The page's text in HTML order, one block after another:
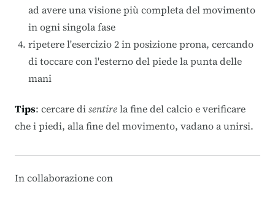
ad avere una visione più completa del movimento
in ogni singola fase
ripetere l'esercizio 2 in posizione prona, cercando
di toccare con l'esterno del piede la punta delle
mani
Tips: cercare disentirela fine del calcio e verificare
che i piedi, alla fine del movimento, vadano a unirsi.
In collaborazione con